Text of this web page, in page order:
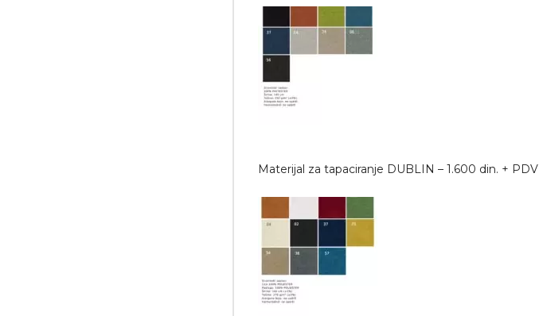
Materijal za tapaciranje DUBLIN – 1.600 din. + PDV